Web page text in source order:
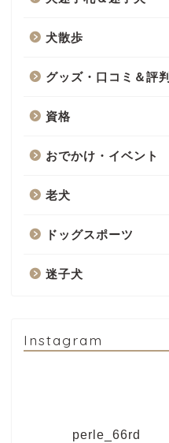
犬散歩
グッズ・口コミ＆評判
資格
おでかけ・イベント
老犬
ドッグスポーツ
迷子犬
Instagram
perle_66rd